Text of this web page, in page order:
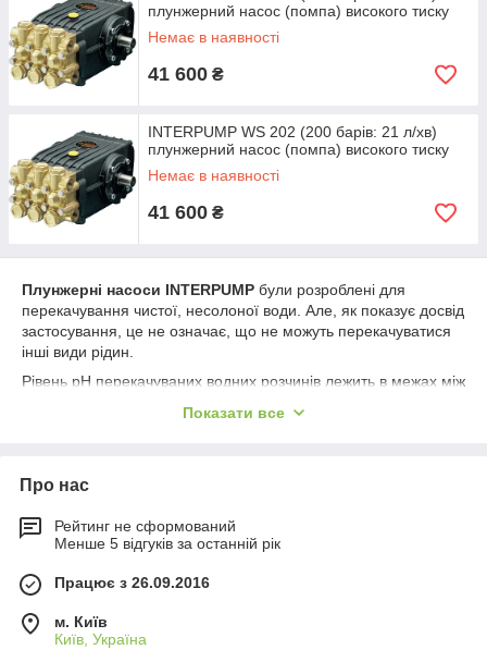
WS131
15
130
WS151* 15
WS92
18
WS82
21
80
WS102
21
WS201* 15
WS202
21
200
* За запитом можливе виготовлення насоса з
двостороннім валом.
плунжерний насос (помпа) високого тиску
Немає в наявності
41 600 ₴
INTERPUMP WS 202 (200 барів: 21 л/хв)
плунжерний насос (помпа) високого тиску
Немає в наявності
41 600 ₴
Плунжерні насоси INTERPUMP були розроблені для
перекачування чистої, несолоної води. Але, як показує досвід
застосування, це не означає, що не можуть перекачуватися
інші види рідин.
Рівень рН перекачуваних водних розчинів лежить в межах між
будь ласка, звертайтеся в технічний відділ.
фільтр.
Максимальна температура середовища для стандартних
моделей плунжерних насосів INTERPUMP 65°C. Для
85°C) використовуються насоси серії HT.
Мінімальний тиск на вході насоса необхідне для його
нормальної роботи становить 1 бар, максимальне — 10 бар.
Показати все
Про нас
Рейтинг не сформований
Менше 5 відгуків за останній рік
Працює з 26.09.2016
м. Київ
Київ, Україна